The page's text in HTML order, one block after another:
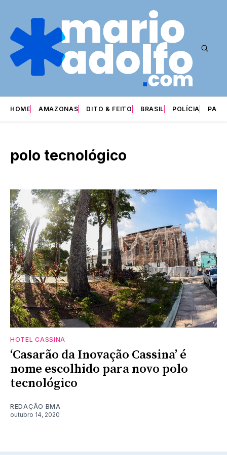
HOME AMAZONAS DITO & FEITO BRASIL POLÍCIA
polo tecnológico
HOTEL CASSINA
‘Casarão da Inovação Cassina’ é
nome escolhido para novo polo
tecnológico
REDAÇÃO BMA
outubro 14, 2020